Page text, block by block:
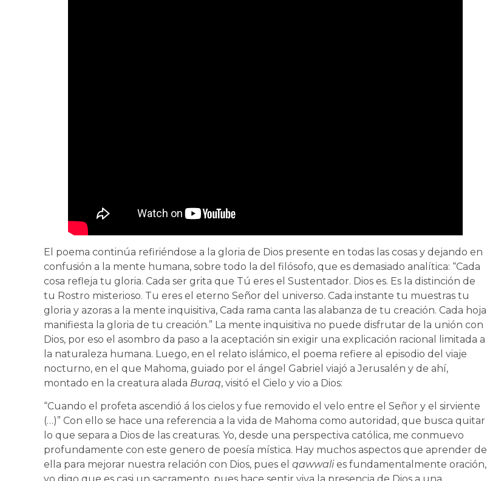
El poema continúa refiriéndose a la gloria de Dios presente en todas las cosas y dejando en
confusión a la mente humana, sobre todo la del filósofo, que es demasiado analítica: “Cada
cosa refleja tu gloria. Cada ser grita que Tú eres el Sustentador. Dios es. Es la distinción de
tu Rostro misterioso. Tu eres el eterno Señor del universo. Cada instante tu muestras tu
gloria y azoras a la mente inquisitiva, Cada rama canta las alabanza de tu creación. Cada hoja
manifiesta la gloria de tu creación.” La mente inquisitiva no puede disfrutar de la unión con
Dios, por eso el asombro da paso a la aceptación sin exigir una explicación racional limitada a
la naturaleza humana. Luego, en el relato islámico, el poema refiere al episodio del viaje
nocturno, en el que Mahoma, guiado por el ángel Gabriel viajó a Jerusalén y de ahí,
montado en la creatura alada Buraq, visitó el Cielo y vio a Dios:
“Cuando el profeta ascendió á los cielos y fue removido el velo entre el Señor y el sirviente
(…)” Con ello se hace una referencia a la vida de Mahoma como autoridad, que busca quitar
lo que separa a Dios de las creaturas. Yo, desde una perspectiva católica, me conmuevo
profundamente con este genero de poesía mística. Hay muchos aspectos que aprender de
ella para mejorar nuestra relación con Dios, pues el qawwalies fundamentalmente oración,